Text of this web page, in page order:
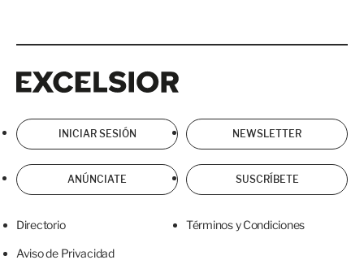
INICIAR SESIÓN NEWSLETTER
ANÚNCIATE SUSCRÍBETE
Directorio Términos y Condiciones
Aviso de Privacidad